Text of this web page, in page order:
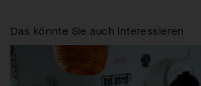
Das könnte Sie auch interessieren